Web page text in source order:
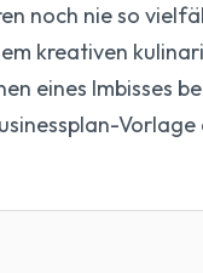
noch nie so
kreativen
eines Imbisses